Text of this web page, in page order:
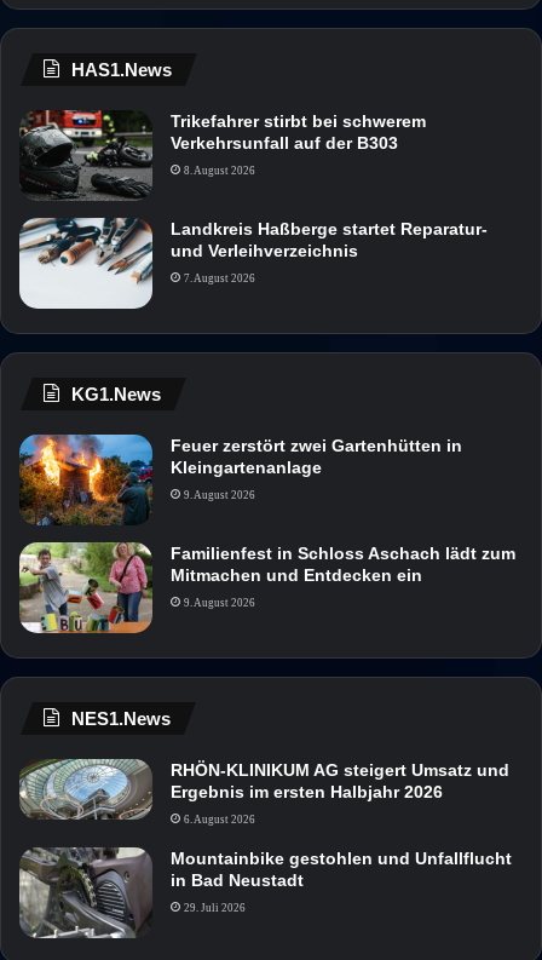
HAS1.News
Trikefahrer stirbt bei schwerem
Verkehrsunfall auf der B303
8. August 2026
Landkreis Haßberge startet Reparatur-
und Verleihverzeichnis
7. August 2026
KG1.News
Feuer zerstört zwei Gartenhütten in
Kleingartenanlage
9. August 2026
Familienfest in Schloss Aschach lädt zum
Mitmachen und Entdecken ein
9. August 2026
NES1.News
RHÖN-KLINIKUM AG steigert Umsatz und
Ergebnis im ersten Halbjahr 2026
6. August 2026
Mountainbike gestohlen und Unfallflucht
in Bad Neustadt
29. Juli 2026